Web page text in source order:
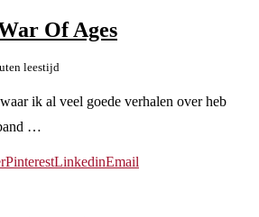
Of Ages
leestijd
ik al veel goede verhalen over heb
…
PinterestLinkedinEmail